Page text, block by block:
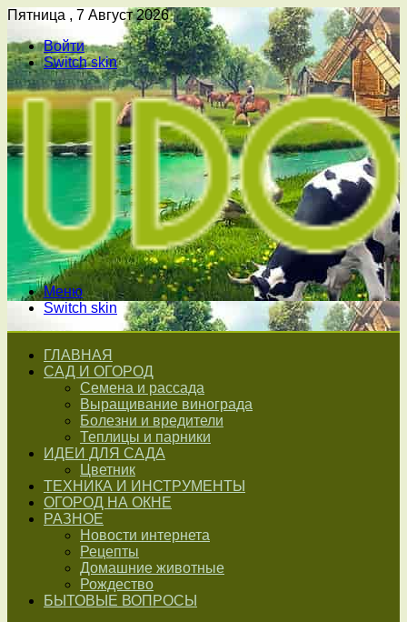
Пятница , 7 Август 2026
Войти
Switch skin
Меню
Switch skin
ГЛАВНАЯ
САД И ОГОРОД
Семена и рассада
Выращивание винограда
Болезни и вредители
Теплицы и парники
ИДЕИ ДЛЯ САДА
Цветник
ТЕХНИКА И ИНСТРУМЕНТЫ
ОГОРОД НА ОКНЕ
РАЗНОЕ
Новости интернета
Рецепты
Домашние животные
Рождество
БЫТОВЫЕ ВОПРОСЫ